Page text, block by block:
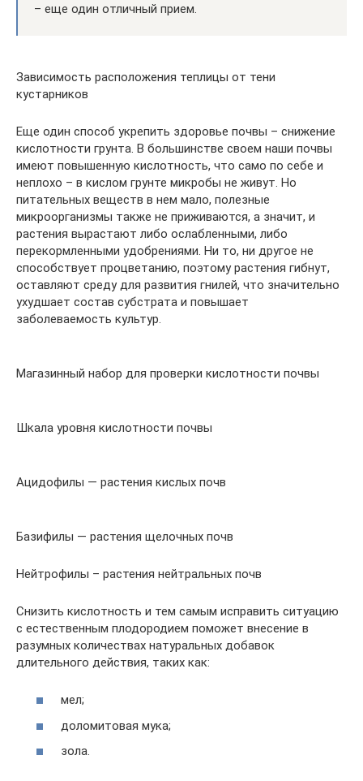
– еще один отличный прием.
Зависимость расположения теплицы от тени
кустарников
Еще один способ укрепить здоровье почвы – снижение
кислотности грунта. В большинстве своем наши почвы
имеют повышенную кислотность, что само по себе и
неплохо – в кислом грунте микробы не живут. Но
питательных веществ в нем мало, полезные
микроорганизмы также не приживаются, а значит, и
растения вырастают либо ослабленными, либо
перекормленными удобрениями. Ни то, ни другое не
способствует процветанию, поэтому растения гибнут,
оставляют среду для развития гнилей, что значительно
ухудшает состав субстрата и повышает
заболеваемость культур.
Магазинный набор для проверки кислотности почвы
Шкала уровня кислотности почвы
Ацидофилы — растения кислых почв
Базифилы — растения щелочных почв
Нейтрофилы – растения нейтральных почв
Снизить кислотность и тем самым исправить ситуацию
с естественным плодородием поможет внесение в
разумных количествах натуральных добавок
длительного действия, таких как:
мел;
доломитовая мука;
зола.